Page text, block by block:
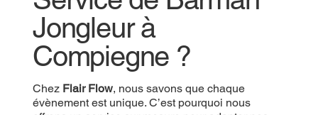
Jongleur à
Compiegne ?
Chez Flair Flow, nous savons que chaque
évènement est unique. C’est pourquoi nous